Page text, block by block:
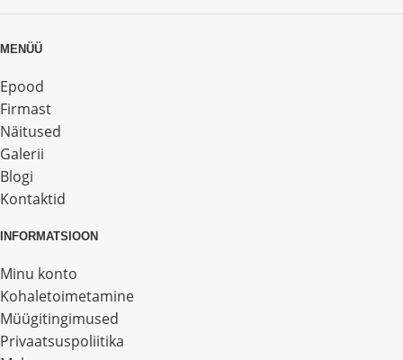
MENÜÜ
Epood
Firmast
Näitused
Galerii
Blogi
Kontaktid
INFORMATSIOON
Minu konto
Kohaletoimetamine
Müügitingimused
Privaatsuspoliitika